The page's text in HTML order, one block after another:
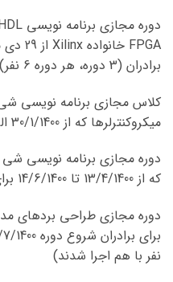
برادران (3 دوره، هر دوره 6 نفر)
میکروکنترلرها که از 30/1/1400 الی 5/4/1400 برای برادران
که از 13/4/1400 تا 14/6/1400 برای خواهران
دوره مجازی طراحی بردهای
نفر با هم اجرا شدند)